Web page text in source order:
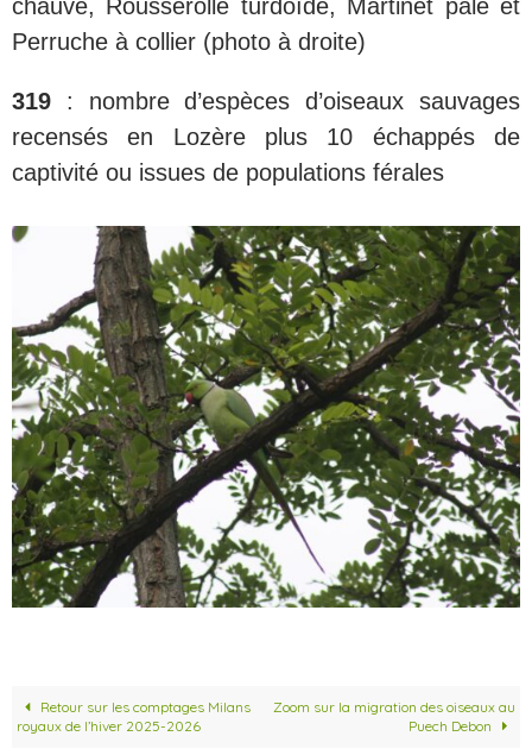
chauve, Rousserolle turdoïde, Martinet pâle et
Perruche à collier (photo à droite)
319 : nombre d’espèces d’oiseaux sauvages
recensés en Lozère plus 10 échappés de
captivité ou issues de populations férales
Retour sur les comptages Milans
royaux de l’hiver 2025-2026
Zoom sur la migration des oiseaux au
Puech Debon